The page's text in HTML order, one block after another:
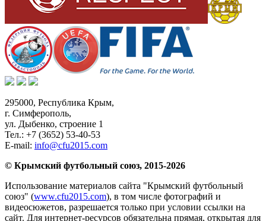
295000, Республика Крым,
г. Симферополь,
ул. Дыбенко, строение 1
Тел.: +7 (3652) 53-40-53
E-mail: info@cfu2015.com
© Крымский футбольный союз, 2015-2026
Использование материалов сайта "Крымский футбольный
союз" (www.cfu2015.com), в том числе фотографий и
видеосюжетов, разрешается только при условии ссылки на
сайт. Для интернет-ресурсов обязательна прямая, открытая для